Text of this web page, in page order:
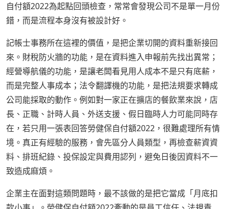
自付額2022為起點回頭檢查，常常會發現公司不是單一月份
錯，而是流程本身沒有被設計好。
記帳士事務所在這裡的價值，是把企業切開的資料重新接回
來。財稅防火牆的功能，是在資料進入申報前先找出異常；
經營導航儀的功能，是讓老闆看見用人成本不是只有底薪，
而是完整人事成本；法令翻譯機的功能，是把法規要求轉成
公司能採取的動作。例如對一家正在擴店的餐飲業來說，店
長、正職、計時人員、外送支援、假日臨時人力可能同時存
在，若只用一張表回答勞健保自付額2022，很難處理所有情
境。真正有經驗的服務，會先區分人員類型，再檢查薪資資
料、排班紀錄、投保設定與費用認列，避免日後因資料不一
致造成麻煩。
企業主在面對這類問題時，最不該做的是把它當成「月底扣